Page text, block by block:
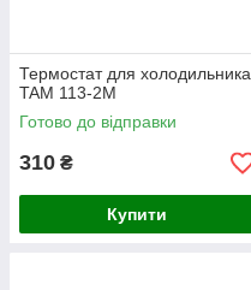
Термостат для холодильника
TAM 113-2M
Готово до відправки
310 ₴
Купити